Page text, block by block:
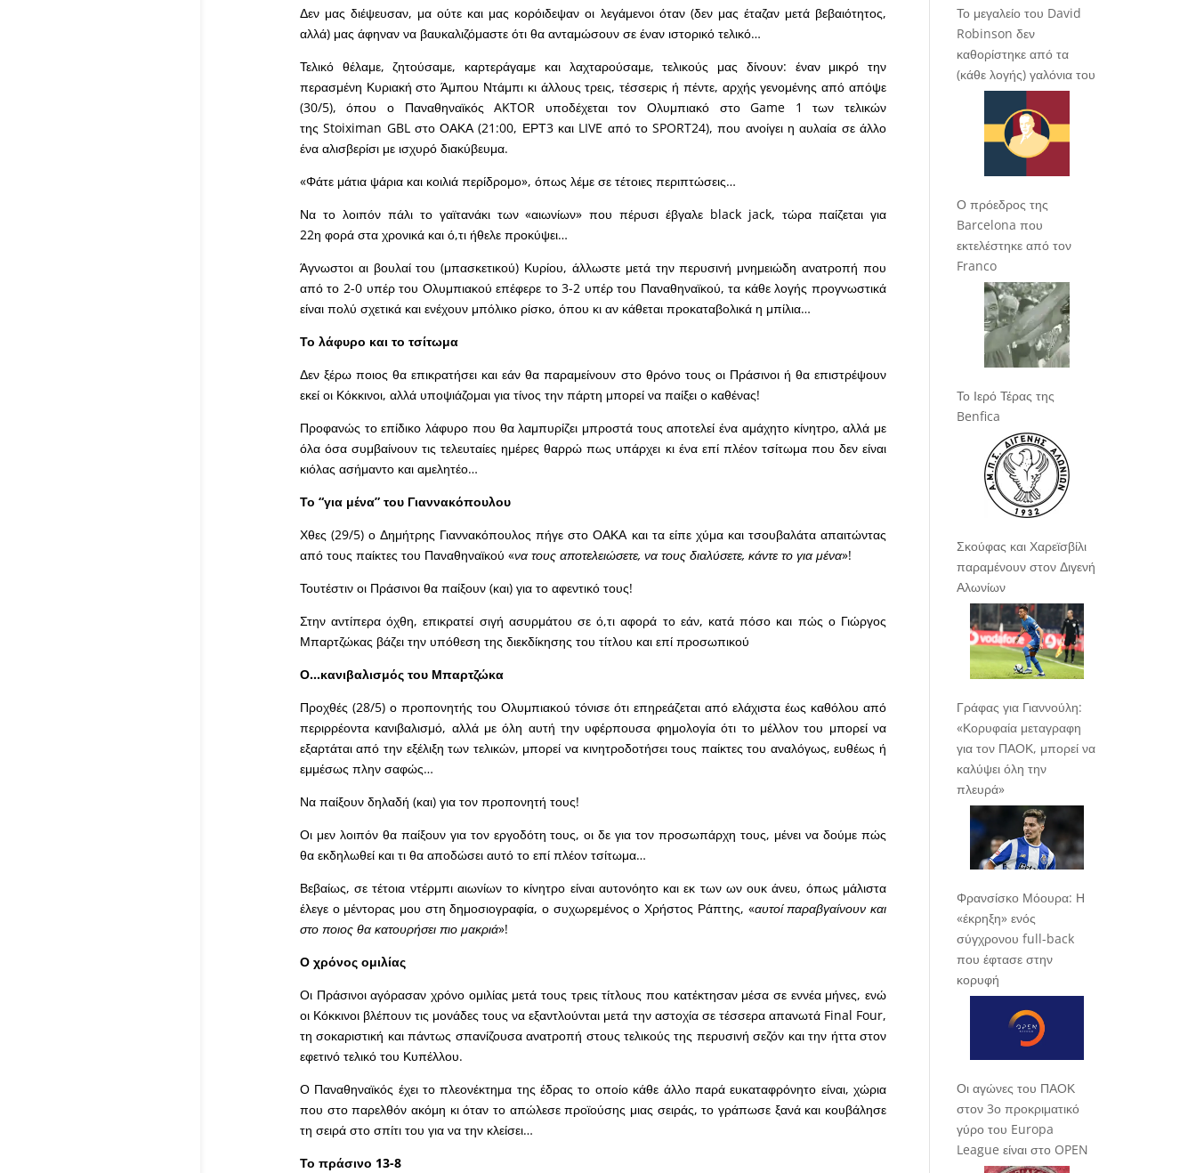
Δεν μας διέψευσαν, μα ούτε και μας κορόιδεψαν οι λεγάμενοι όταν (δεν μας έταζαν μετά βεβαιότητος,
αλλά) μας άφηναν να βαυκαλιζόμαστε ότι θα ανταμώσουν σε έναν ιστορικό τελικό…
Τελικό θέλαμε, ζητούσαμε, καρτεράγαμε και λαχταρούσαμε, τελικούς μας δίνουν: έναν μικρό την
περασμένη Κυριακή στο Άμπου Ντάμπι κι άλλους τρεις, τέσσερις ή πέντε, αρχής γενομένης από απόψε
(30/5), όπου ο Παναθηναϊκός AKTOR υποδέχεται τον Ολυμπιακό στο Game 1 των τελικών
της Stoiximan GBL στο ΟΑΚΑ (21:00, ΕΡΤ3 και LIVE από το SPORT24), που ανοίγει η αυλαία σε άλλο
ένα αλισβερίσι με ισχυρό διακύβευμα.
«Φάτε μάτια ψάρια και κοιλιά περίδρομο», όπως λέμε σε τέτοιες περιπτώσεις…
Να το λοιπόν πάλι το γαϊτανάκι των «αιωνίων» που πέρυσι έβγαλε black jack, τώρα παίζεται για
22η φορά στα χρονικά και ό,τι ήθελε προκύψει…
Άγνωστοι αι βουλαί του (μπασκετικού) Κυρίου, άλλωστε μετά την περυσινή μνημειώδη ανατροπή που
από το 2-0 υπέρ του Ολυμπιακού επέφερε το 3-2 υπέρ του Παναθηναϊκού, τα κάθε λογής προγνωστικά
είναι πολύ σχετικά και ενέχουν μπόλικο ρίσκο, όπου κι αν κάθεται προκαταβολικά η μπίλια…
Το λάφυρο και το τσίτωμα
Δεν ξέρω ποιος θα επικρατήσει και εάν θα παραμείνουν στο θρόνο τους οι Πράσινοι ή θα επιστρέψουν
εκεί οι Κόκκινοι, αλλά υποψιάζομαι για τίνος την πάρτη μπορεί να παίξει ο καθένας!
Προφανώς το επίδικο λάφυρο που θα λαμπυρίζει μπροστά τους αποτελεί ένα αμάχητο κίνητρο, αλλά με
όλα όσα συμβαίνουν τις τελευταίες ημέρες θαρρώ πως υπάρχει κι ένα επί πλέον τσίτωμα που δεν είναι
κιόλας ασήμαντο και αμελητέο…
Το “για μένα”του Γιαννακόπουλου
Χθες (29/5) ο Δημήτρης Γιαννακόπουλος πήγε στο ΟΑΚΑ και τα είπε χύμα και τσουβαλάτα απαιτώντας
από τους παίκτες του Παναθηναϊκού «να τους αποτελειώσετε, να τους διαλύσετε, κάντε το για μένα»!
Τουτέστιν οι Πράσινοι θα παίξουν (και) για το αφεντικό τους!
Στην αντίπερα όχθη, επικρατεί σιγή ασυρμάτου σε ό,τι αφορά το εάν, κατά πόσο και πώς ο Γιώργος
Μπαρτζώκας βάζει την υπόθεση της διεκδίκησης του τίτλου και επί προσωπικού
Ο…κανιβαλισμός του Μπαρτζώκα
Προχθές (28/5) ο προπονητής του Ολυμπιακού τόνισε ότι επηρεάζεται από ελάχιστα έως καθόλου από
περιρρέοντα κανιβαλισμό, αλλά με όλη αυτή την υφέρπουσα φημολογία ότι το μέλλον του μπορεί να
εξαρτάται από την εξέλιξη των τελικών, μπορεί να κινητροδοτήσει τους παίκτες του αναλόγως, ευθέως ή
εμμέσως πλην σαφώς…
Να παίξουν δηλαδή (και) για τον προπονητή τους!
Οι μεν λοιπόν θα παίξουν για τον εργοδότη τους, οι δε για τον προσωπάρχη τους, μένει να δούμε πώς
θα εκδηλωθεί και τι θα αποδώσει αυτό το επί πλέον τσίτωμα…
Βεβαίως, σε τέτοια ντέρμπι αιωνίων το κίνητρο είναι αυτονόητο και εκ των ων ουκ άνευ, όπως μάλιστα
έλεγε ο μέντορας μου στη δημοσιογραφία, ο συχωρεμένος ο Χρήστος Ράπτης, «αυτοί παραβγαίνουν και
στο ποιος θα κατουρήσει πιο μακριά»!
Ο χρόνος ομιλίας
Οι Πράσινοι αγόρασαν χρόνο ομιλίας μετά τους τρεις τίτλους που κατέκτησαν μέσα σε εννέα μήνες, ενώ
οι Κόκκινοι βλέπουν τις μονάδες τους να εξαντλούνται μετά την αστοχία σε τέσσερα απανωτά Final Four,
τη σοκαριστική και πάντως σπανίζουσα ανατροπή στους τελικούς της περυσινή σεζόν και την ήττα στον
εφετινό τελικό του Κυπέλλου.
Ο Παναθηναϊκός έχει το πλεονέκτημα της έδρας το οποίο κάθε άλλο παρά ευκαταφρόνητο είναι, χώρια
που στο παρελθόν ακόμη κι όταν το απώλεσε προϊούσης μιας σειράς, το γράπωσε ξανά και κουβάλησε
τη σειρά στο σπίτι του για να την κλείσει…
Το πράσινο 13-8
Το μεγαλείο του David
Robinson δεν
καθορίστηκε από τα
(κάθε λογής) γαλόνια του
Ο πρόεδρος της
Barcelona που
εκτελέστηκε από τον
Franco
Το Ιερό Τέρας της
Benfica
Σκούφας και Χαρεϊσβίλι
παραμένουν στον Διγενή
Αλωνίων
Γράφας για Γιαννούλη:
«Κορυφαία μεταγραφη
για τον ΠΑΟΚ, μπορεί να
καλύψει όλη την
πλευρά»
Φρανσίσκο Μόουρα: Η
«έκρηξη» ενός
σύγχρονου full-back
που έφτασε στην
κορυφή
Οι αγώνες του ΠΑΟΚ
στον 3ο προκριματικό
γύρο του Europa
League είναι στο OPEN